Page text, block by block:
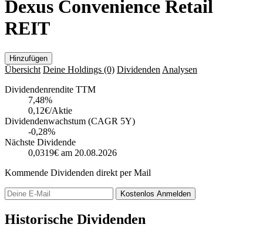
Dexus Convenience Retail
REIT
Hinzufügen
Übersicht Deine Holdings (0) Dividenden Analysen
Dividendenrendite TTM
7,48%
0,12€/Aktie
Dividendenwachstum (CAGR 5Y)
-0,28%
Nächste Dividende
0,0319€ am 20.08.2026
Kommende Dividenden direkt per Mail
Kostenlos Anmelden
Historische Dividenden